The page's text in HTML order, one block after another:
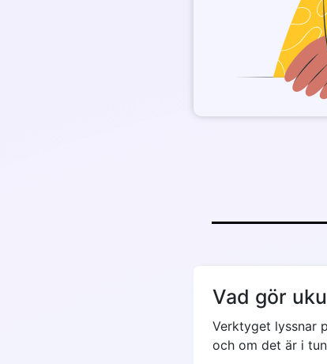
Vad gör
Verktyget lyssnar
och om det är i